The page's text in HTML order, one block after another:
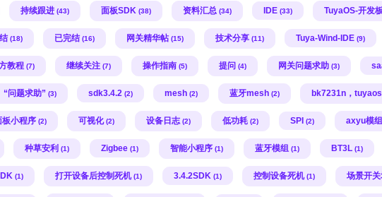
持续跟进 (43) 面板SDK (38) 资料汇总 (34) IDE (33) TuyaOS-开发板
(18) 已完结 (16) 网关精华帖 (15) 技术分享 (11) Tuya-Wind-IDE (9)
教程 (7) 继续关注 (7) 操作指南 (5) 提问 (4) 网关问题求助 (3)
“问题求助” (3) sdk3.4.2 (2) mesh (2) 蓝牙mesh (2) bk7231n，tuyaos
板小程序 (2) 可视化 (2) 设备日志 (2) 低功耗 (2) SPI (2) axyu模组
种草安利 (1) Zigbee (1) 智能小程序 (1) 蓝牙模组 (1) BT3L (1)
(1) 打开设备后控制死机 (1) 3.4.2SDK (1) 控制设备死机 (1) 场景开关